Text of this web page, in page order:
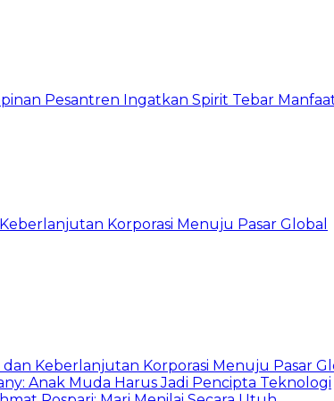
Pesantren Ingatkan Spirit Tebar
Korporasi Menuju Pasar Global
Keberlanjutan Korporasi Menuju Pasar
Anak Muda Harus Jadi Pencipta Teknologi